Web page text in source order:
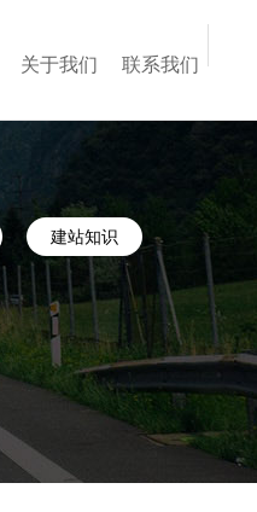
关于我们 联系我们
建站知识